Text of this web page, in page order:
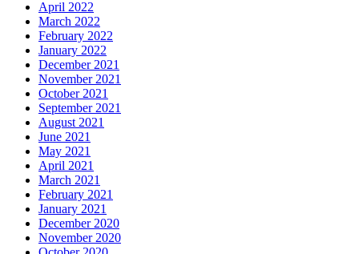
April 2022
March 2022
February 2022
January 2022
December 2021
November 2021
October 2021
September 2021
August 2021
June 2021
May 2021
April 2021
March 2021
February 2021
January 2021
December 2020
November 2020